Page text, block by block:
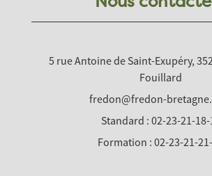
5 rue Antoine de Saint-Exupéry,
Fouillard
fredon@fredon-
Standard : 02-23-21-
Formation : 02-23-21-